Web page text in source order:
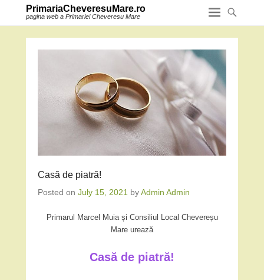
PrimariaCheveresuMare.ro
pagina web a Primariei Cheveresu Mare
Casă de piatră!
Posted on July 15, 2021 byAdmin Admin
Primarul Marcel Muia și Consiliul Local Chevereșu
Mare urează
Casă de piatră!